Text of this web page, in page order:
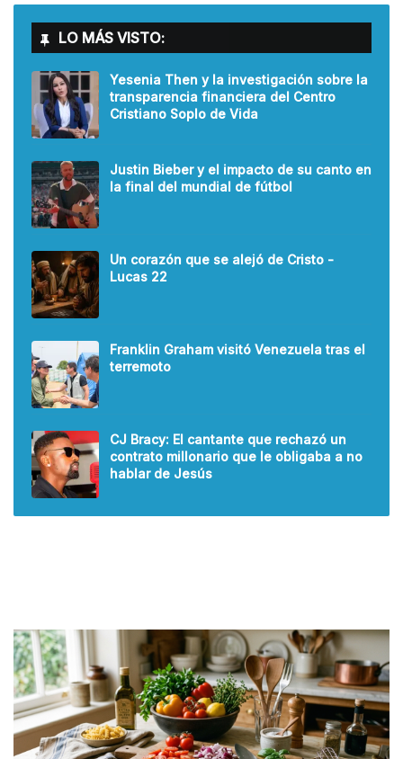
LO MÁS VISTO:
Yesenia Then y la investigación sobre la
transparencia financiera del Centro
Cristiano Soplo de Vida
Justin Bieber y el impacto de su canto en
la final del mundial de fútbol
Un corazón que se alejó de Cristo -
Lucas 22
Franklin Graham visitó Venezuela tras el
terremoto
CJ Bracy: El cantante que rechazó un
contrato millonario que le obligaba a no
hablar de Jesús